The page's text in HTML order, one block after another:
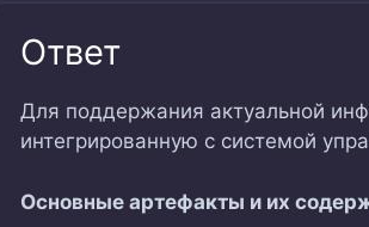
Ответ
Для поддержания актуальной
интегрированную с системой
Основные артефакты и их